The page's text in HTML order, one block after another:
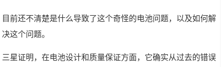
目前还不清楚是什么导致了这个奇怪的电池问题，以及如何解
决这个问题。
三星证明，在电池设计和质量保证方面，它确实从过去的错误